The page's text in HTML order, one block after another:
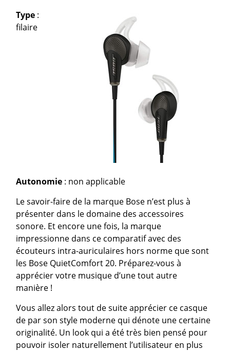
Type :
filaire
Autonomie : non applicable
Le savoir-faire de la marque Bose n’est plus à
présenter dans le domaine des accessoires
sonore. Et encore une fois, la marque
impressionne dans ce comparatif avec des
écouteurs intra-auriculaires hors norme que sont
les Bose QuietComfort 20. Préparez-vous à
apprécier votre musique d’une tout autre
manière !
Vous allez alors tout de suite apprécier ce casque
de par son style moderne qui dénote une certaine
originalité. Un look qui a été très bien pensé pour
pouvoir isoler naturellement l’utilisateur en plus